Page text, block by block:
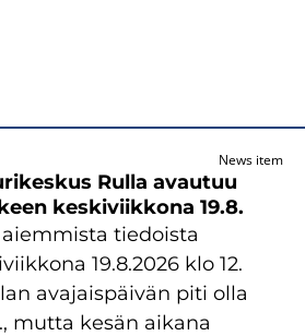
News item
Rulla avautuu
keskiviikkona 19.8.
tiedoista
19.8.2026 klo 12.
avajaispäivän piti olla
mutta kesän aikana